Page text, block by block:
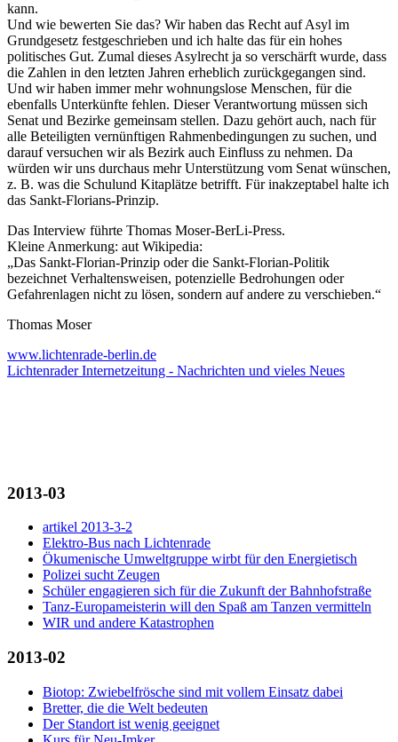
kann.
Und wie bewerten Sie das? Wir haben das Recht auf Asyl im
Grundgesetz festgeschrieben und ich halte das für ein hohes
politisches Gut. Zumal dieses Asylrecht ja so verschärft wurde, dass
die Zahlen in den letzten Jahren erheblich zurückgegangen sind.
Und wir haben immer mehr wohnungslose Menschen, für die
ebenfalls Unterkünfte fehlen. Dieser Verantwortung müssen sich
Senat und Bezirke gemeinsam stellen. Dazu gehört auch, nach für
alle Beteiligten vernünftigen Rahmenbedingungen zu suchen, und
darauf versuchen wir als Bezirk auch Einfluss zu nehmen. Da
würden wir uns durchaus mehr Unterstützung vom Senat wünschen,
z. B. was die Schulund Kitaplätze betrifft. Für inakzeptabel halte ich
das Sankt-Florians-Prinzip.
Das Interview führte Thomas Moser-BerLi-Press.
Kleine Anmerkung: aut Wikipedia:
„Das Sankt-Florian-Prinzip oder die Sankt-Florian-Politik
bezeichnet Verhaltensweisen, potenzielle Bedrohungen oder
Gefahrenlagen nicht zu lösen, sondern auf andere zu verschieben.“
Thomas Moser
www.lichtenrade-berlin.de
Lichtenrader Internetzeitung - Nachrichten und vieles Neues
2013-03
artikel 2013-3-2
Elektro-Bus nach Lichtenrade
Ökumenische Umweltgruppe wirbt für den Energietisch
Polizei sucht Zeugen
Schüler engagieren sich für die Zukunft der Bahnhofstraße
Tanz-Europameisterin will den Spaß am Tanzen vermitteln
WIR und andere Katastrophen
2013-02
Biotop: Zwiebelfrösche sind mit vollem Einsatz dabei
Bretter, die die Welt bedeuten
Der Standort ist wenig geeignet